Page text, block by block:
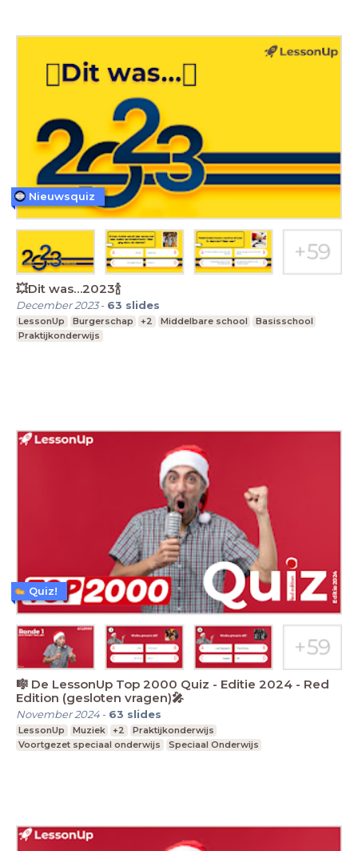
💥Dit was…2023🍾
December 2023- 63 slides
LessonUp Burgerschap +2 Middelbare school
Basisschool
Praktijkonderwijs
Nieuwsquiz
🎼 De LessonUp Top 2000 Quiz - Editie 2024 - Red
Edition (gesloten vragen)🎤
November 2024- 63 slides
LessonUp Muziek +2
Praktijkonderwijs
Voortgezet speciaal onderwijs
Speciaal Onderwijs
Quiz!